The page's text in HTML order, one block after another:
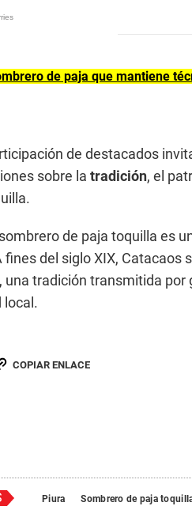
de paja que mantiene
de destacados
sobre la tradición, el
de paja toquilla es
del siglo XIX, Catacaos
una tradición transmitida por
local.
COPIAR ENLACE
Piura Sombrero de paja